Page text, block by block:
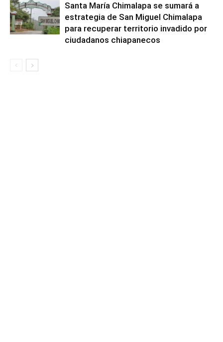
Santa María Chimalapa se sumará a
estrategia de San Miguel Chimalapa
para recuperar territorio invadido por
ciudadanos chiapanecos